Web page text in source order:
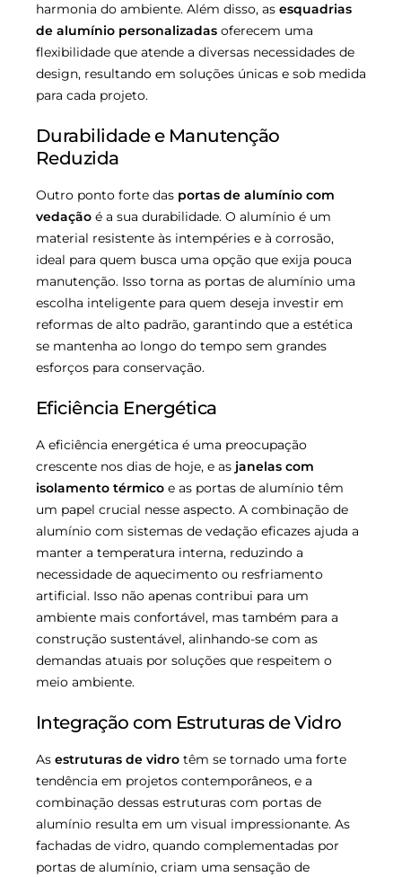
harmonia do ambiente. Além disso, as esquadrias
de alumínio personalizadas oferecem uma
flexibilidade que atende a diversas necessidades de
design, resultando em soluções únicas e sob medida
para cada projeto.
Durabilidade e Manutenção
Reduzida
Outro ponto forte das portas de alumínio com
vedação é a sua durabilidade. O alumínio é um
material resistente às intempéries e à corrosão,
ideal para quem busca uma opção que exija pouca
manutenção. Isso torna as portas de alumínio uma
escolha inteligente para quem deseja investir em
reformas de alto padrão, garantindo que a estética
se mantenha ao longo do tempo sem grandes
esforços para conservação.
Eficiência Energética
A eficiência energética é uma preocupação
crescente nos dias de hoje, e as janelas com
isolamento térmico e as portas de alumínio têm
um papel crucial nesse aspecto. A combinação de
alumínio com sistemas de vedação eficazes ajuda a
manter a temperatura interna, reduzindo a
necessidade de aquecimento ou resfriamento
artificial. Isso não apenas contribui para um
ambiente mais confortável, mas também para a
construção sustentável, alinhando-se com as
demandas atuais por soluções que respeitem o
meio ambiente.
Integração com Estruturas de Vidro
As estruturas de vidro têm se tornado uma forte
tendência em projetos contemporâneos, e a
combinação dessas estruturas com portas de
alumínio resulta em um visual impressionante. As
fachadas de vidro, quando complementadas por
portas de alumínio, criam uma sensação de